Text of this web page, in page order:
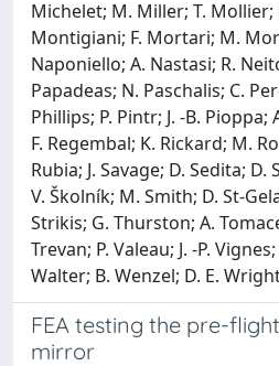
Michelet; M. Miller; T. Mollier;
Montigiani; F. Mortari; M.
Naponiello; A. Nastasi; R.
Papadeas; N. Paschalis; C.
Phillips; P. Pintr; J. -B. Pioppa;
F. Regembal; K. Rickard; M.
Rubia; J. Savage; D. Sedita; D.
V. Školník; M. Smith; D. St-
Strikis; G. Thurston; A.
Trevan; P. Valeau; J. -P.
Walter; B. Wenzel; D. E.
FEA testing the pre-
mirror